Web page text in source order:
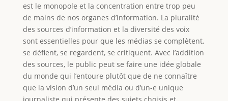
est le monopole et la concentration entre trop peu
de mains de nos organes d’information. La pluralité
des sources d’information et la diversité des voix
sont essentielles pour que les médias se complètent,
se défient, se regardent, se critiquent. Avec l’addition
des sources, le public peut se faire une idée globale
du monde qui l’entoure plutôt que de ne connaître
que la vision d’un seul média ou d’un-e unique